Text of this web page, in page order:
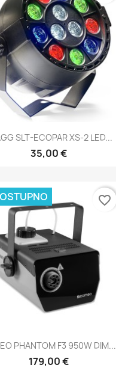
Brzi pregled
SLT-ECOPAR XS-2 LED...
35,00 €
Brzi pregled
PHANTOM F3 950W DIM...
179,00 €
favorite_border